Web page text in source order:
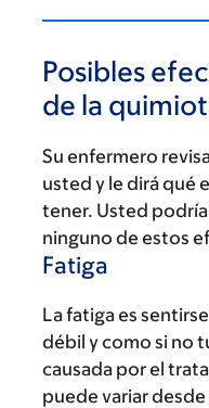
Posibles
de la
Su enfermero
usted y le dirá qué
tener. Usted
ninguno de estos
Fatiga
La fatiga es
débil y como si no
causada por el
puede variar